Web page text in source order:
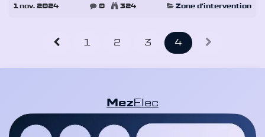
1 nov. 2024 0 324 Zone d'intervention
1 2 3 4
MezElec